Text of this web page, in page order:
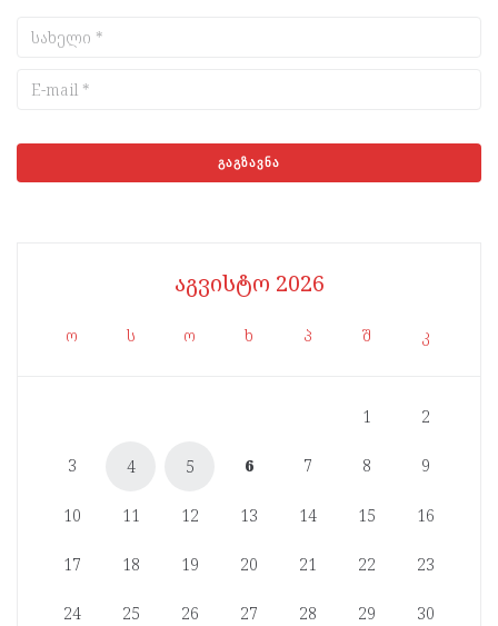
აგვისტო 2026
ო ს ო ხ პ შ კ
1 2
3 4 5 6 7 8 9
10 11 12 13 14 15 16
17 18 19 20 21 22 23
24 25 26 27 28 29 30